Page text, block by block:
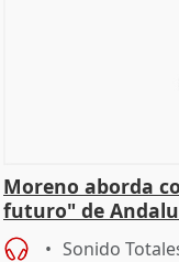
Moreno aborda
futuro" de
incendios
Sonido